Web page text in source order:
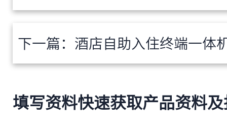
下一篇： 酒店自助入住终端一体机多少钱？鹿马
填写资料快速获取产品资料